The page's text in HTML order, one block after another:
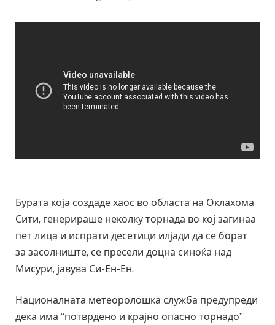
Бурата која создаде хаос во областа на Оклахома
Сити, генерираше неколку торнада во кој загинаа
пет лица и испрати десетици илјади да се борат
за засолниште, се пресели доцна синоќа над
Мисури, јавува Си-Ен-Ен.
Националната метеоролошка служба предупреди
дека има “потврдено и крајно опасно торнадо”